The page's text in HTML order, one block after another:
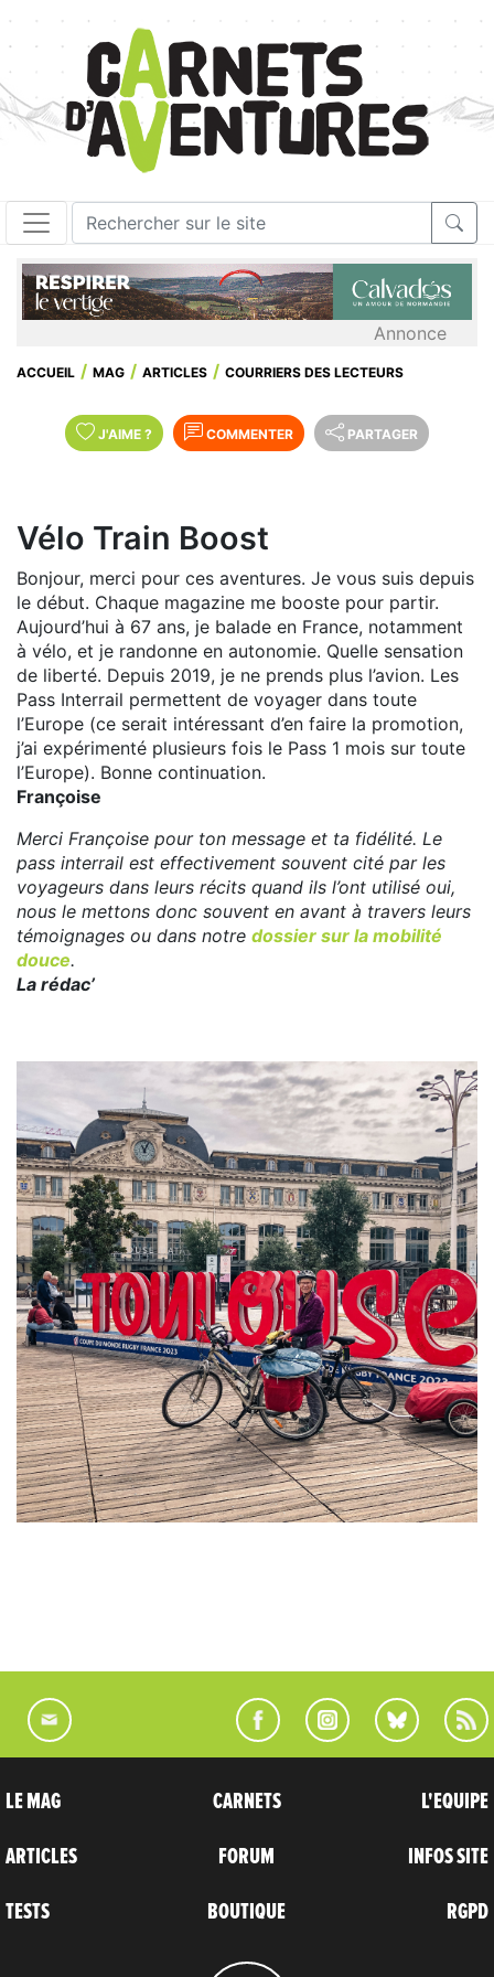
Annonce
ACCUEIL MAG ARTICLES COURRIERS DES LECTEURS
J'AIME ? COMMENTER PARTAGER
Vélo Train Boost
Bonjour, merci pour ces aventures. Je vous suis depuis
le début. Chaque magazine me booste pour partir.
Aujourd’hui à 67 ans, je balade en France, notamment
à vélo, et je randonne en autonomie. Quelle sensation
de liberté. Depuis 2019, je ne prends plus l’avion. Les
Pass Interrail permettent de voyager dans toute
l’Europe (ce serait intéressant d’en faire la promotion,
j’ai expérimenté plusieurs fois le Pass 1 mois sur toute
l’Europe). Bonne continuation.
Françoise
Merci Françoise pour ton message et ta fidélité. Le
pass interrail est effectivement souvent cité par les
voyageurs dans leurs récits quand ils l’ont utilisé oui,
nous le mettons donc souvent en avant à travers leurs
témoignages ou dans notre dossier sur la mobilité
douce.
La rédac’
LE MAG
ARTICLES
TESTS
CARNETS
FORUM
BOUTIQUE
L'EQUIPE
INFOS SITE
RGPD